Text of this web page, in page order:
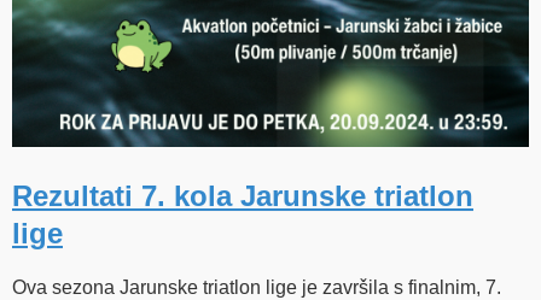
Rezultati 7. kola Jarunske triatlon
lige
Ova sezona Jarunske triatlon lige je završila s finalnim, 7.